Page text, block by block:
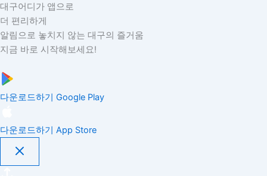
대구어디가 앱으로
더 편리하게
알림으로 놓치지 않는 대구의 즐거움
지금 바로 시작해보세요!
다운로드하기 Google Play
다운로드하기 App Store